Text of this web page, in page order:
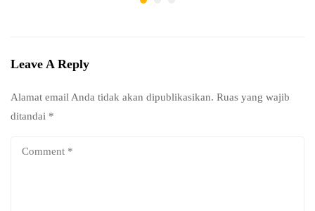
Leave A Reply
Alamat email Anda tidak akan dipublikasikan. Ruas yang wajib
ditandai *